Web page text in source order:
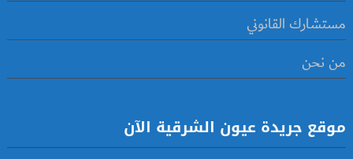
مستشارك القانوني
من نحن
موقع جريدة عيون الشرقية الآن